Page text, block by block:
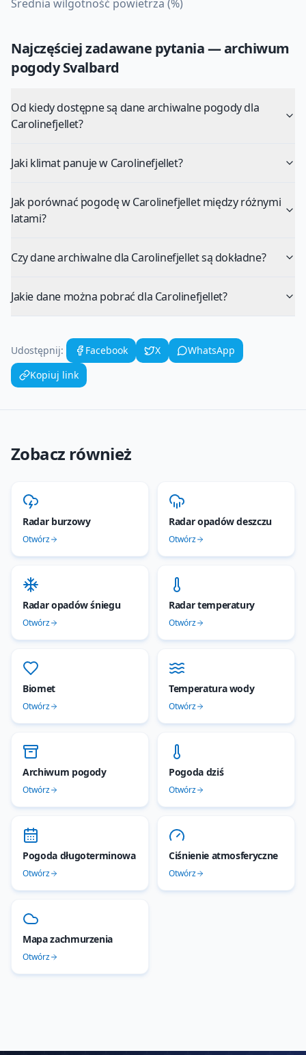
Średnia wilgotność powietrza (%)
Najczęściej zadawane pytania — archiwum
pogodySvalbard
Od kiedy dostępne są dane archiwalne pogody dla
Carolinefjellet?
Jaki klimat panuje w Carolinefjellet?
Jak porównać pogodę w Carolinefjellet między różnymi
latami?
Czy dane archiwalne dla Carolinefjellet są dokładne?
Jakie dane można pobrać dla Carolinefjellet?
Udostępnij: Facebook X
WhatsApp
Kopiuj link
Zobacz również
Radar burzowy
Otwórz
Radar opadów deszczu
Otwórz
Radar opadów śniegu
Otwórz
Radar temperatury
Otwórz
Biomet
Otwórz
Temperatura wody
Otwórz
Archiwum pogody
Otwórz
Pogoda dziś
Otwórz
Pogoda długoterminowa
Otwórz
Ciśnienie atmosferyczne
Otwórz
Mapa zachmurzenia
Otwórz